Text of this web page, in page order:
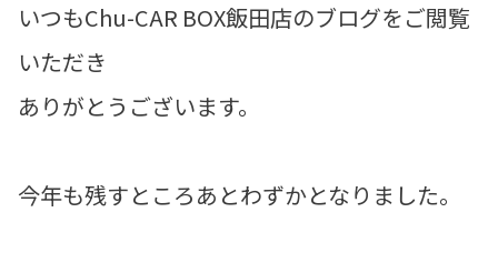
いつもChu-CAR BOX飯田店のブログをご閲覧
いただき
ありがとうございます。
今年も残すところあとわずかとなりました。